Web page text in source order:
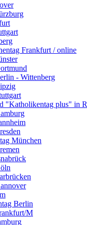
Frankfurt / online
- Wittenberg
"Katholikentag plus" in
München
Berlin
M